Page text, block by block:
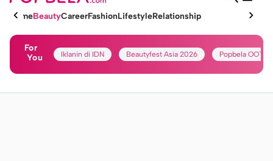
HomeBeautyCareerFashionLifestyleRelationship
For
You
Iklanin di IDN Beautyfest Asia 2026 Popbela OOTD